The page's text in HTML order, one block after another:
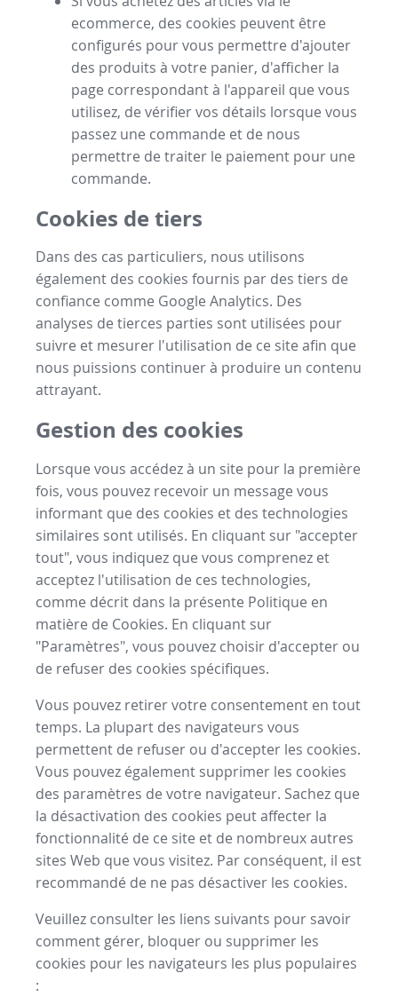
ecommerce, des cookies peuvent être
configurés pour vous permettre d'ajouter
des produits à votre panier, d'afficher la
page correspondant à l'appareil que vous
utilisez, de vérifier vos détails lorsque vous
passez une commande et de nous
permettre de traiter le paiement pour une
commande.
Cookies de tiers
Dans des cas particuliers, nous utilisons
également des cookies fournis par des tiers de
confiance comme Google Analytics. Des
analyses de tierces parties sont utilisées pour
suivre et mesurer l'utilisation de ce site afin que
nous puissions continuer à produire un contenu
attrayant.
Gestion des cookies
Lorsque vous accédez à un site pour la première
fois, vous pouvez recevoir un message vous
informant que des cookies et des technologies
similaires sont utilisés. En cliquant sur "accepter
tout", vous indiquez que vous comprenez et
acceptez l'utilisation de ces technologies,
comme décrit dans la présente Politique en
matière de Cookies. En cliquant sur
"Paramètres", vous pouvez choisir d'accepter ou
de refuser des cookies spécifiques.
Vous pouvez retirer votre consentement en tout
temps. La plupart des navigateurs vous
permettent de refuser ou d'accepter les cookies.
Vous pouvez également supprimer les cookies
des paramètres de votre navigateur. Sachez que
la désactivation des cookies peut affecter la
fonctionnalité de ce site et de nombreux autres
sites Web que vous visitez. Par conséquent, il est
recommandé de ne pas désactiver les cookies.
Veuillez consulter les liens suivants pour savoir
comment gérer, bloquer ou supprimer les
cookies pour les navigateurs les plus populaires
: